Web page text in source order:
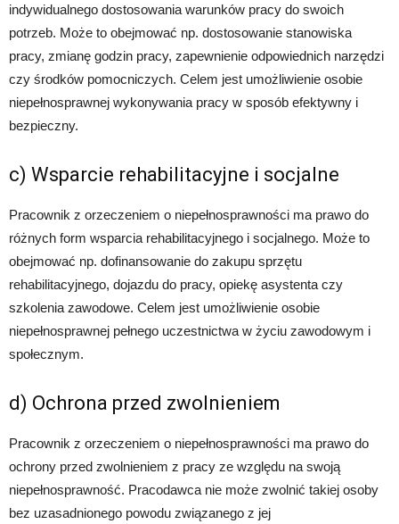
indywidualnego dostosowania warunków pracy do swoich
potrzeb. Może to obejmować np. dostosowanie stanowiska
pracy, zmianę godzin pracy, zapewnienie odpowiednich narzędzi
czy środków pomocniczych. Celem jest umożliwienie osobie
niepełnosprawnej wykonywania pracy w sposób efektywny i
bezpieczny.
c) Wsparcie rehabilitacyjne i socjalne
Pracownik z orzeczeniem o niepełnosprawności ma prawo do
różnych form wsparcia rehabilitacyjnego i socjalnego. Może to
obejmować np. dofinansowanie do zakupu sprzętu
rehabilitacyjnego, dojazdu do pracy, opiekę asystenta czy
szkolenia zawodowe. Celem jest umożliwienie osobie
niepełnosprawnej pełnego uczestnictwa w życiu zawodowym i
społecznym.
d) Ochrona przed zwolnieniem
Pracownik z orzeczeniem o niepełnosprawności ma prawo do
ochrony przed zwolnieniem z pracy ze względu na swoją
niepełnosprawność. Pracodawca nie może zwolnić takiej osoby
bez uzasadnionego powodu związanego z jej